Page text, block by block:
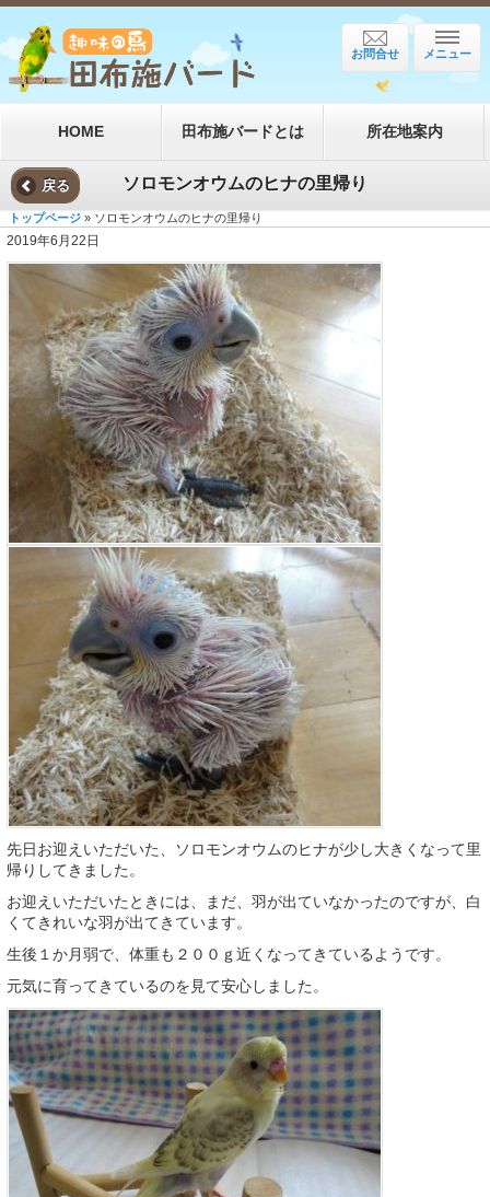
メニュー
お問合せ
HOME 田布施バードとは 所在地案内
戻る ソロモンオウムのヒナの里帰り
トップページ » ソロモンオウムのヒナの里帰り
2019年6月22日
先日お迎えいただいた、ソロモンオウムのヒナが少し大きくなって里
帰りしてきました。
お迎えいただいたときには、まだ、羽が出ていなかったのですが、白
くてきれいな羽が出てきています。
生後１か月弱で、体重も２００ｇ近くなってきているようです。
元気に育ってきているのを見て安心しました。